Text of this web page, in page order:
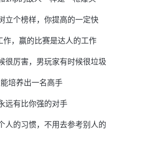
立个榜样，你提高的一定快
作，赢的比赛是达人的工作
很厉害，男玩家有时候很垃圾
培养出一名高手
远有比你强的对手
人的习惯，不用去参考别人的